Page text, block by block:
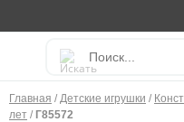
Главная / Детские игрушки /
лет / Г85572